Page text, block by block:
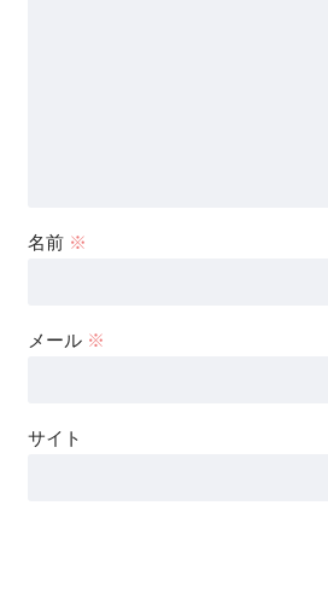
名前 ※
メール ※
サイト